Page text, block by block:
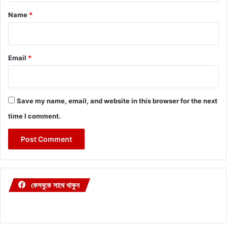
*
Name *
Email *
Save my name, email, and website in this browser for the next
time I comment.
ফেসবুকে সাথে থাকুন